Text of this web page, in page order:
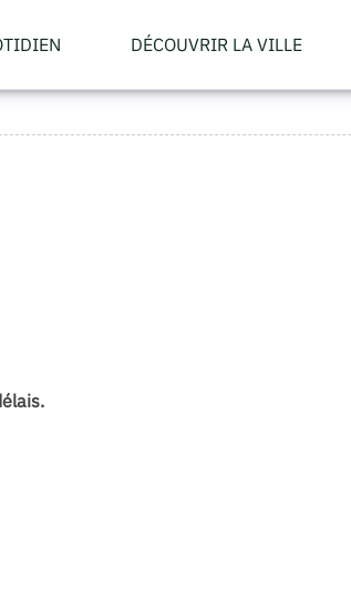
DÉCOUVRIR LA VILLE